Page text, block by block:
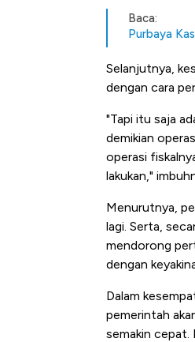
Baca:
Purbaya
Selanjutnya,
dengan cara
"Tapi itu saja
demikian
operasi
lakukan,"
Menurutnya,
lagi. Serta,
mendorong
dengan
Dalam
pemerintah
semakin cepat.